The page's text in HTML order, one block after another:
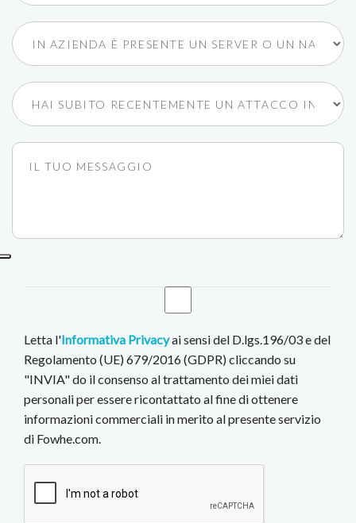
Letta l'Informativa Privacyai sensi del D.lgs.196/03 e del
Regolamento (UE) 679/2016 (GDPR) cliccando su
"INVIA" do il consenso al trattamento dei miei dati
personali per essere ricontattato al fine di ottenere
informazioni commerciali in merito al presente servizio
di Fowhe.com.